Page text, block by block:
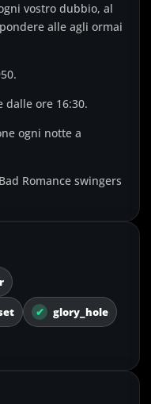
vostro dubbio, al
alle agli ormai
dalle ore 16:30.
ogni notte a
Romance swingers
✔ glory_hole